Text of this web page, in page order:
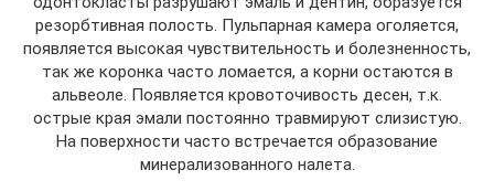
резорбтивная полость. Пульпарная камера оголяется,
появляется высокая чувствительность и болезненность,
так же коронка часто ломается, а корни остаются в
альвеоле. Появляется кровоточивость десен, т.к.
острые края эмали постоянно травмируют слизистую.
На поверхности часто встречается образование
минерализованного налета.